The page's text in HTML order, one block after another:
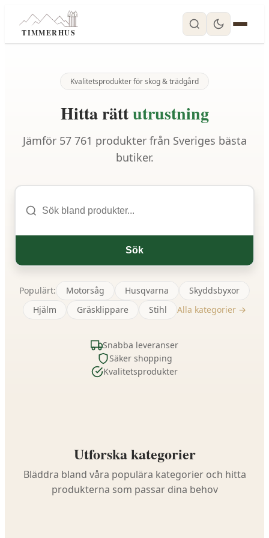
TIMMERHUS
Kvalitetsprodukter för skog & trädgård
Hitta rättutrustning
Jämför 57 761 produkter från Sveriges bästa
butiker.
Sök
Populärt: Motorsåg Husqvarna
Skyddsbyxor
Hjälm
Gräsklippare Stihl Alla kategorier →
Snabba leveranser
Säker shopping
Kvalitetsprodukter
Utforska kategorier
Bläddra bland våra populära kategorier och hitta
produkterna som passar dina behov